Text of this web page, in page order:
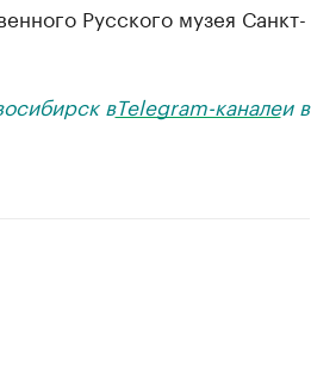
Русского музея Санкт-
вTelegram-каналеи в